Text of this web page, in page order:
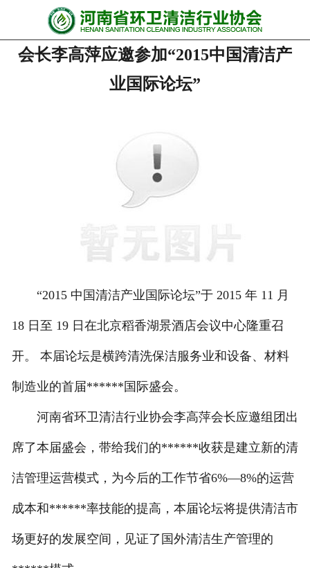
网站首页
协会动态
关于协会
联系我们
会长李高萍应邀参加“2015中国清洁产
业国际论坛”
“2015 中国清洁产业国际论坛”于 2015 年 11 月
18 日至 19 日在北京稻香湖景酒店会议中心隆重召
开。 本届论坛是横跨清洗保洁服务业和设备、材料
制造业的首届******国际盛会。
河南省环卫清洁行业协会李高萍会长应邀组团出
席了本届盛会，带给我们的******收获是建立新的清
洁管理运营模式，为今后的工作节省6%—8%的运营
成本和******率技能的提高，本届论坛将提供清洁市
场更好的发展空间，见证了国外清洁生产管理的